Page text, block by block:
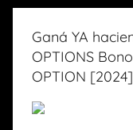
Ganá YA
OPTIONS
OPTION [2024]